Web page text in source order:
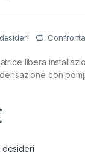
Confronta
libera
con
desideri